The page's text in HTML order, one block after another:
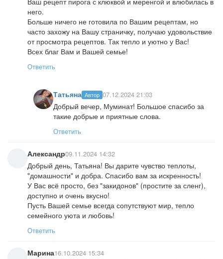
него.
Больше ничего не готовила по Вашим рецептам, но
часто захожу на Вашу страничку, получаю удовольствие
от просмотра рецептов. Так тепло и уютно у Вас!
Всех благ Вам и Вашей семье!
Ответить
Татьяна Автор 07.12.2024 21:03
Добрый вечер, Муминат! Большое спасибо за
такие добрые и приятные слова.
Ответить
Александр09.11.2024 14:32
Добрый день, Татьяна! Вы дарите чувство теплоты,
"домашности" и добра. Спасибо вам за искренность!
У Вас всё просто, без "закидонов" (простите за сленг),
доступно и очень вкусно!
Пусть Вашей семье всегда сопутствуют мир, тепло
семейного уюта и любовь!
Ответить
Марина16.10.2024 15:34